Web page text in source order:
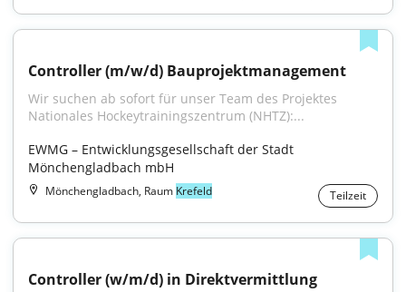
Controller (m/w/d) Bauprojektmanagement
Wir suchen ab sofort für unser Team des Projektes
Nationales Hockeytrainingszentrum (NHTZ):...
EWMG – Entwicklungsgesellschaft der Stadt
Mönchengladbach mbH
Mönchengladbach, Raum Krefeld Teilzeit
Controller (w/m/d) in Direktvermittlung